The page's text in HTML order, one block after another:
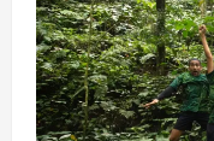
p
s
»